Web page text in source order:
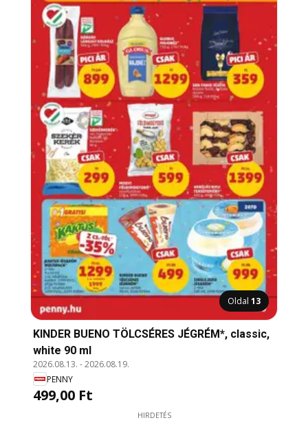
Oldal 13
KINDER BUENO TÖLCSÉRES JÉGRÉM*, classic,
white 90 ml
2026.08.13. -2026.08.19.
PENNY
499,00 Ft
HIRDETÉS